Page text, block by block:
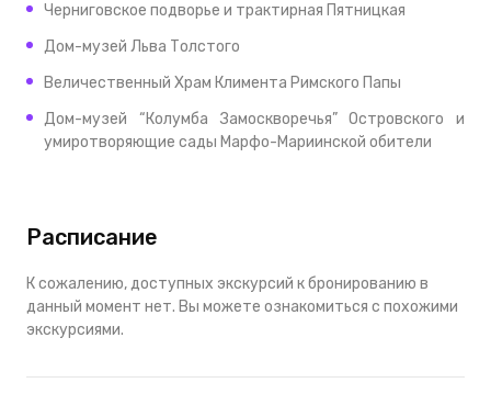
Черниговское подворье и трактирная Пятницкая
Дом-музей Льва Толстого
Величественный Храм Климента Римского Папы
Дом-музей “Колумба Замоскворечья” Островского и
умиротворяющие сады Марфо-Мариинской обители
Расписание
К сожалению, доступных экскурсий к бронированию в
данный момент нет. Вы можете ознакомиться с похожими
экскурсиями.